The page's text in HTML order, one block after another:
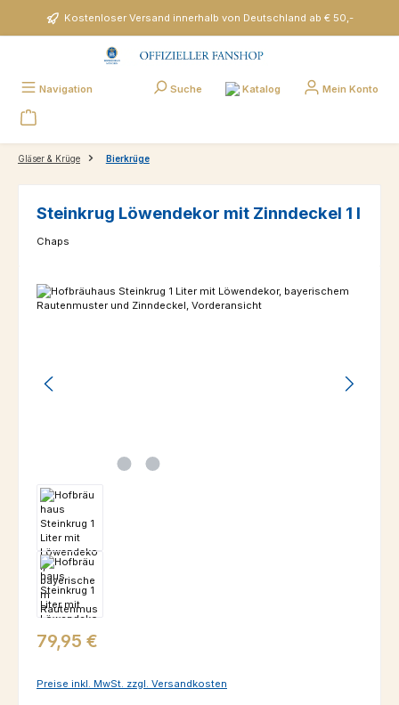
Zum Hauptinhalt springenKostenloser Versand innerhalb von Deutschland ab € 50,-
Navigation Suche Katalog Mein Konto
Gläser & Krüge Bierkrüge
Steinkrug Löwendekor mit Zinndeckel 1 l
Chaps
Bildergalerie überspringen
Regulärer Preis:
79,95 €
Preise inkl. MwSt. zzgl. Versandkosten